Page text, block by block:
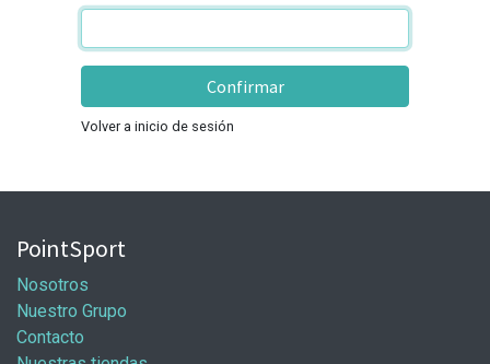
Confirmar
Volver a inicio de sesión
PointSport
Nosotros
Nuestro Grupo
Contacto